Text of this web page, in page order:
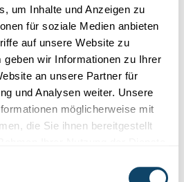
um Inhalte und Anzeigen zu
für soziale Medien anbieten
auf unsere Website zu
geben wir Informationen zu Ihrer
an unsere Partner für
und Analysen weiter. Unsere
möglicherweise mit
die Sie ihnen bereitgestellt
ouni Schnéi – a looss